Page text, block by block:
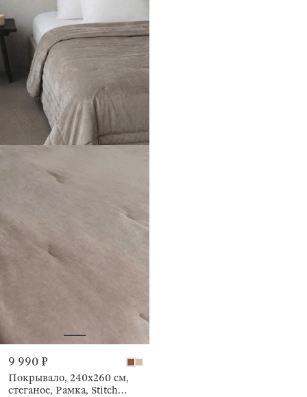
9 990 ₽
Покрывало, 240х260 см,
стеганое, Рамка, Stitch